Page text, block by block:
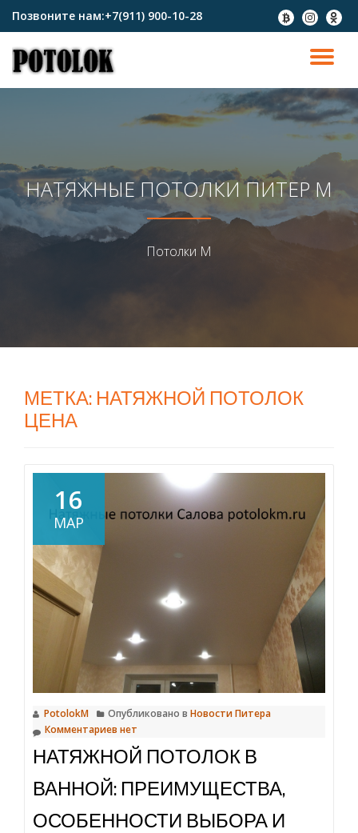
содержимому
Позвоните нам:+7(911) 900-10-28
fa-
btc
fa-
instagram
fa-
НАТЯЖНЫЕ ПОТОЛКИ ПИТЕР М
Потолки М
МЕТКА: НАТЯЖНОЙ ПОТОЛОК
ЦЕНА
16
МАР
PotolokM Опубликовано в Новости Питера
Комментариев нет
НАТЯЖНОЙ ПОТОЛОК В
ВАННОЙ: ПРЕИМУЩЕСТВА,
ОСОБЕННОСТИ ВЫБОРА И